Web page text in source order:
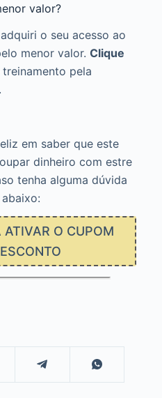
valor?
o seu acesso ao
menor valor. Clique
pela
em saber que este
dinheiro com estre
tenha alguma dúvida
ATIVAR O CUPOM